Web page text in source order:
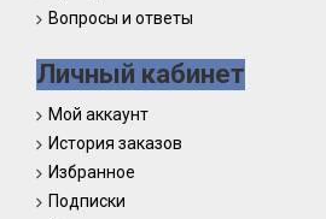
Вопросы и ответы
Личный кабинет
Мой аккаунт
История заказов
Избранное
Подписки